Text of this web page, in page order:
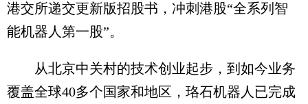
港交所递交更新版招股书，冲刺港股“全系列智
能机器人第一股”。
从北京中关村的技术创业起步，到如今业务
覆盖全球40多个国家和地区，珞石机器人已完成